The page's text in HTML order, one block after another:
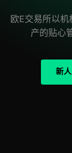
欧E交易所以
产的贴心
新